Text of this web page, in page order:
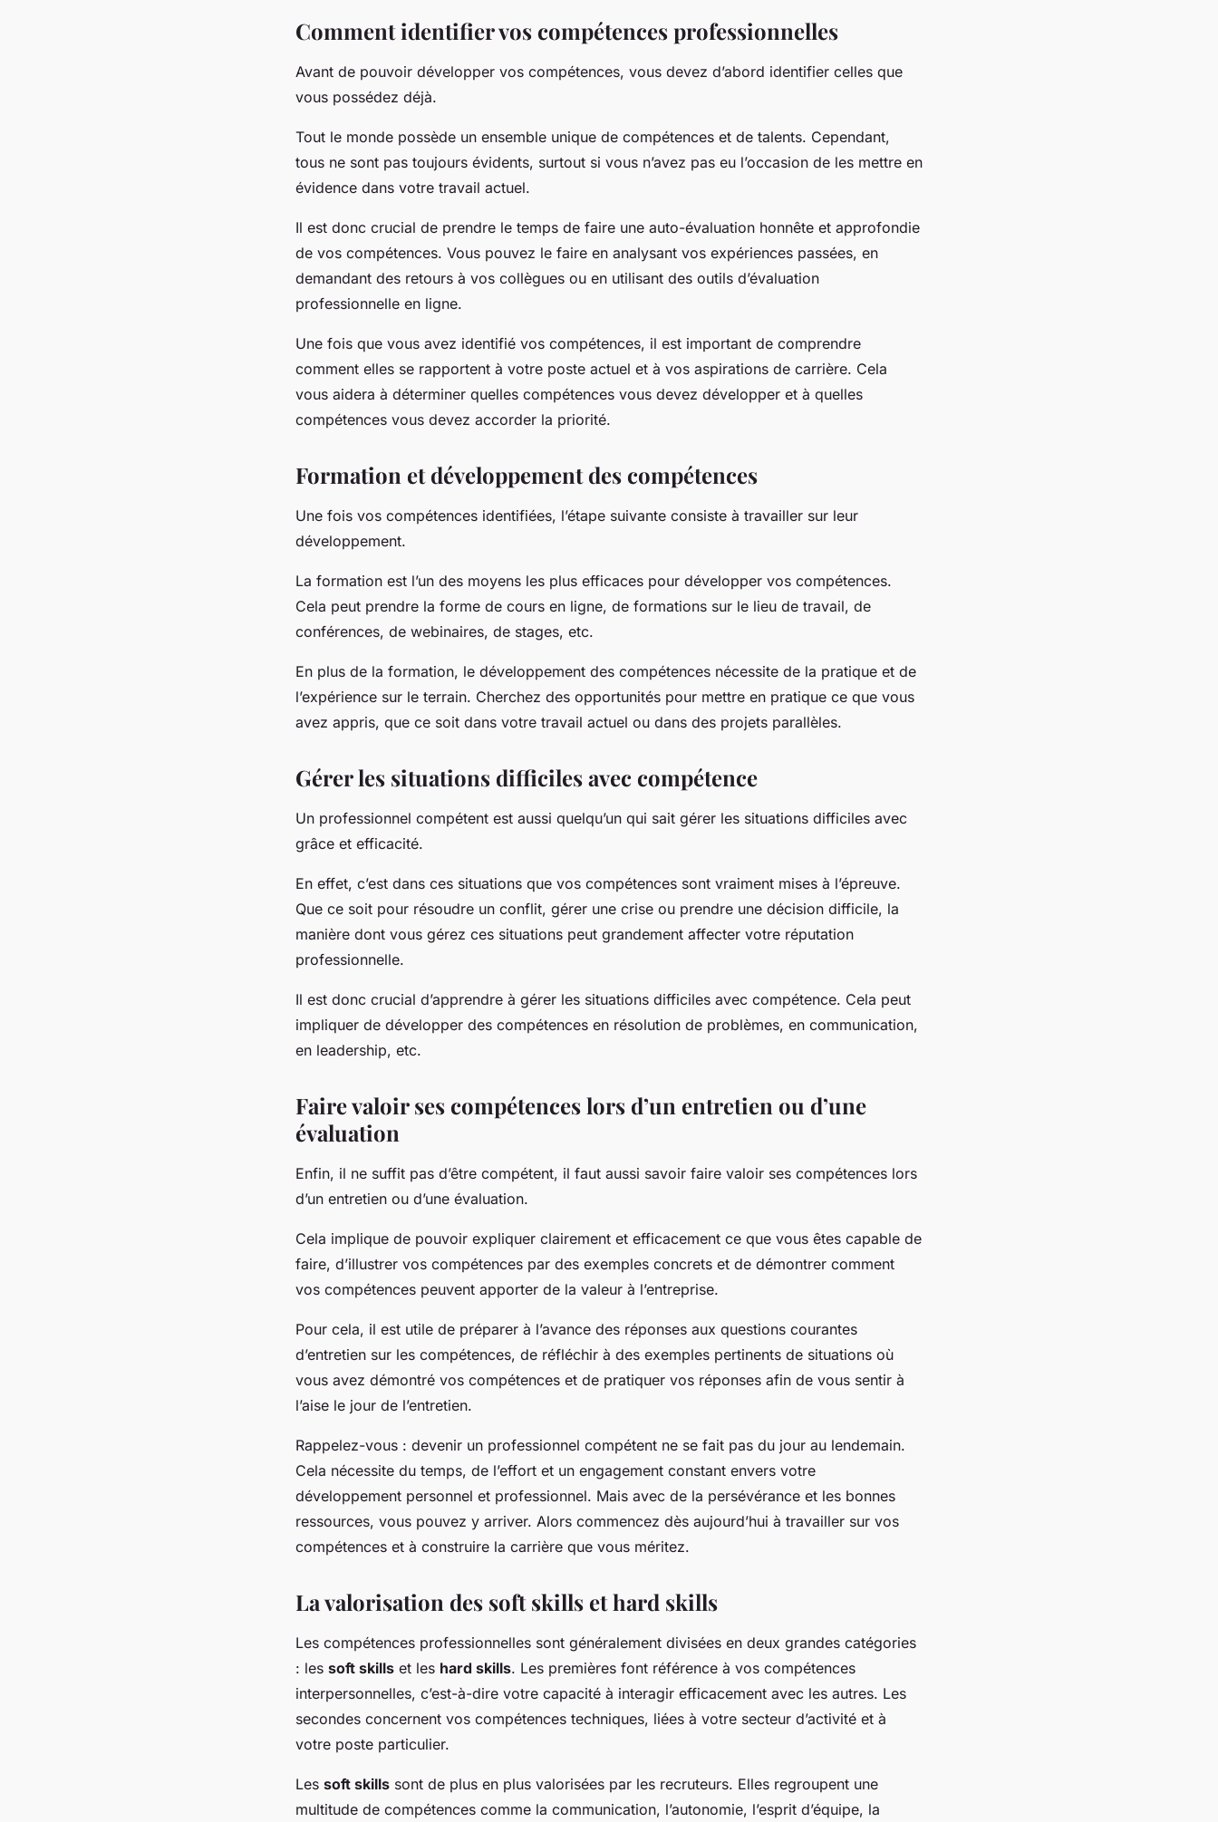
Comment identifier vos compétences professionnelles
Avant de pouvoir développer vos compétences, vous devez d’abord identifier celles que
vous possédez déjà.
Tout le monde possède un ensemble unique de compétences et de talents. Cependant,
tous ne sont pas toujours évidents, surtout si vous n’avez pas eu l’occasion de les mettre en
évidence dans votre travail actuel.
Il est donc crucial de prendre le temps de faire une auto-évaluation honnête et approfondie
de vos compétences. Vous pouvez le faire en analysant vos expériences passées, en
demandant des retours à vos collègues ou en utilisant des outils d’évaluation
professionnelle en ligne.
Une fois que vous avez identifié vos compétences, il est important de comprendre
comment elles se rapportent à votre poste actuel et à vos aspirations de carrière. Cela
vous aidera à déterminer quelles compétences vous devez développer et à quelles
compétences vous devez accorder la priorité.
Formation et développement des compétences
Une fois vos compétences identifiées, l’étape suivante consiste à travailler sur leur
développement.
La formation est l’un des moyens les plus efficaces pour développer vos compétences.
Cela peut prendre la forme de cours en ligne, de formations sur le lieu de travail, de
conférences, de webinaires, de stages, etc.
En plus de la formation, le développement des compétences nécessite de la pratique et de
l’expérience sur le terrain. Cherchez des opportunités pour mettre en pratique ce que vous
avez appris, que ce soit dans votre travail actuel ou dans des projets parallèles.
Gérer les situations difficiles avec compétence
Un professionnel compétent est aussi quelqu’un qui sait gérer les situations difficiles avec
grâce et efficacité.
En effet, c’est dans ces situations que vos compétences sont vraiment mises à l’épreuve.
Que ce soit pour résoudre un conflit, gérer une crise ou prendre une décision difficile, la
manière dont vous gérez ces situations peut grandement affecter votre réputation
professionnelle.
Il est donc crucial d’apprendre à gérer les situations difficiles avec compétence. Cela peut
impliquer de développer des compétences en résolution de problèmes, en communication,
en leadership, etc.
Faire valoir ses compétences lors d’un entretien ou d’une
évaluation
Enfin, il ne suffit pas d’être compétent, il faut aussi savoir faire valoir ses compétences lors
d’un entretien ou d’une évaluation.
Cela implique de pouvoir expliquer clairement et efficacement ce que vous êtes capable de
faire, d’illustrer vos compétences par des exemples concrets et de démontrer comment
vos compétences peuvent apporter de la valeur à l’entreprise.
Pour cela, il est utile de préparer à l’avance des réponses aux questions courantes
d’entretien sur les compétences, de réfléchir à des exemples pertinents de situations où
vous avez démontré vos compétences et de pratiquer vos réponses afin de vous sentir à
l’aise le jour de l’entretien.
Rappelez-vous : devenir un professionnel compétent ne se fait pas du jour au lendemain.
Cela nécessite du temps, de l’effort et un engagement constant envers votre
développement personnel et professionnel. Mais avec de la persévérance et les bonnes
ressources, vous pouvez y arriver. Alors commencez dès aujourd’hui à travailler sur vos
compétences et à construire la carrière que vous méritez.
La valorisation des soft skills et hard skills
Les compétences professionnelles sont généralement divisées en deux grandes catégories
: les soft skills et les hard skills. Les premières font référence à vos compétences
interpersonnelles, c’est-à-dire votre capacité à interagir efficacement avec les autres. Les
secondes concernent vos compétences techniques, liées à votre secteur d’activité et à
votre poste particulier.
Les soft skills sont de plus en plus valorisées par les recruteurs. Elles regroupent une
multitude de compétences comme la communication, l’autonomie, l’esprit d’équipe, la